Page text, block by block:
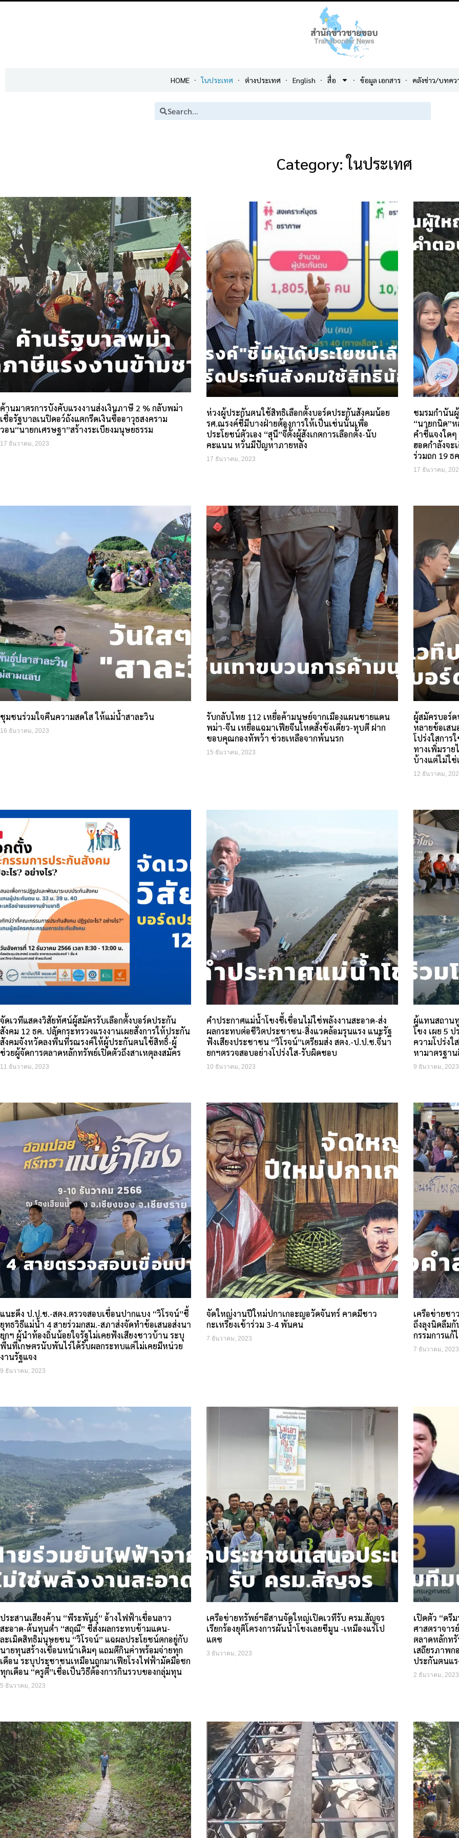
HOME ในประเทศ ต่างประเทศ English สื่อ ข้อมูล เอกสาร คลังข่าว/บทคว
Category: ในประเทศ
ค้านมาตรการบังคับแรงงานส่งเงินภาษี 2 % กลับพม่า
เชื่อรัฐบาลเนปิดอว์ถังแตกรีดเงินซื้ออาวุธสงคราม
วอน“นายกเศรษฐา”สร้างระเบียงมนุษยธรรม
17 ธันวาคม, 2023
ห่วงผู้ประกันตนใช้สิทธิเลือกตั้งบอร์ดประกันสังคมน้อย
รศ.ณรงค์ชี้มีบางฝ่ายต้องการให้เป็นเช่นนั้นเพื่อ
ประโยชน์ตัวเอง “สุนี”จี้ตั้งผู้สังเกตการเลือกตั้ง-นับ
คะแนน หวั่นมีปัญหาภายหลัง
17 ธันวาคม, 2023
ชมรมกำนัน
“นายกนิด”
คำชี้แจงใดๆ
ฮอดกำลังจ
ร่วมถก 19 ธ
17 ธันวาคม,
ชุมชนร่วมใจคืนความสดใส ให้แม่น้ำสาละวิน
16 ธันวาคม, 2023
รับกลับไทย 112 เหยื่อค้ามนุษย์จากเมืองแผนชายแดน
พม่า-จีน เหยื่อแฉมาเฟียจีนโหดสั่งขังเดี่ยว-ทุบตี ฝาก
ขอบคุณกองทัพว้า ช่วยเหลือจากพ้นนรก
15 ธันวาคม, 2023
ผู้สมัครบอร์
หลายข้อเส
โปร่งใสการ
ทางเพิ่มราย
บ้างแต่ไม่ใ
12 ธันวาคม,
จัดเวทีแสดงวิสัยทัศน์ผู้สมัครรับเลือกตั้งบอร์ดประกัน
สังคม 12 ธค. ปลัดกระทรวงแรงงานเผยสั่งการให้ประกัน
สังคมจังหวัดลงพื้นที่รณรงค์ให้ผู้ประกันตนใช้สิทธิ์-ผู้
ช่วยผู้จัดการตลาดหลักทรัพย์เปิดตัวถึงสาเหตุลงสมัคร
11 ธันวาคม, 2023
คำประกาศแม่น้ำโขงชี้เขื่อนไม่ใช่พลังงานสะอาด-ส่ง
ผลกระทบต่อชีวิตประชาชน-สิ่งแวดล้อมรุนแรง แนะรัฐ
ฟังเสียงประชาชน “วิโรจน์”เตรียมส่ง สตง.-ป.ป.ช.จี้นา
ยกฯตรวจสอบอย่างโปร่งใส-รับผิดชอบ
10 ธันวาคม, 2023
ผู้แทนสถาน
โขง เผย 5
ความโปร่งใ
หามาตรฐาน
9 ธันวาคม, 2023
แนะดึง ป.ป.ช.-สตง.ตรวจสอบเขื่อนปากแบง “วิโรจน์”ชี้
ยุทธวิธีแม่น้ำ 4 สายร่วมกสม.-สภาส่งจัดทำข้อเสนอส่งนา
ยกฯ ผู้นำท้องถิ่นน้อยใจรัฐไม่เคยฟังเสียงชาวบ้าน ระบุ
พื้นที่เกษตรนับพันไร่ได้รับผลกระทบแต่ไม่เคยมีหน่วย
งานรัฐแจง
9 ธันวาคม, 2023
จัดใหญ่งานปีใหม่ปกาเกอะญอวัดจันทร์ คาดมีชาว
กะเหรี่ยงเข้าร่วม 3-4 พันคน
7 ธันวาคม, 2023
เครือข่ายชา
ถึงลุงนิดลืม
กรรมการแ
7 ธันวาคม, 2023
ประสานเสียงค้าน “พีระพันธุ์” อ้างไฟฟ้าเขื่อนลาว
สะอาด-ต้นทุนต่ำ “สฤณี” ชี้ส่งผลกระทบข้ามแดน-
ละเมิดสิทธิมนุษยชน “วิโรจน์” แฉผลประโยชน์ตกอยู่กับ
นายทุนสร้างเขื่อนหน้าเดิมๆ แถมตีกินค่าพร้อมจ่ายทุก
เดือน ระบุประชาชนเหมือนถูกมาเฟียโรงไฟฟ้ามัดมือชก
ทุกเดือน “ครูตี๋”เชื่อเป็นวิธีต้องการกินรวบของกลุ่มทุน
5 ธันวาคม, 2023
เครือข่ายทรัพย์ฯอีสานจัดใหญ่เปิดเวทีรับ ครม.สัญจร
เรียกร้องยุติโครงการผันน้ำโขงเลยชีมูน -เหมืองแร่โป
แตซ
3 ธันวาคม, 2023
เปิดตัว “ดรี
ศาสตราจา
ตลาดหลักท
เสถียรภาพ
ประกันตนแ
2 ธันวาคม, 2023